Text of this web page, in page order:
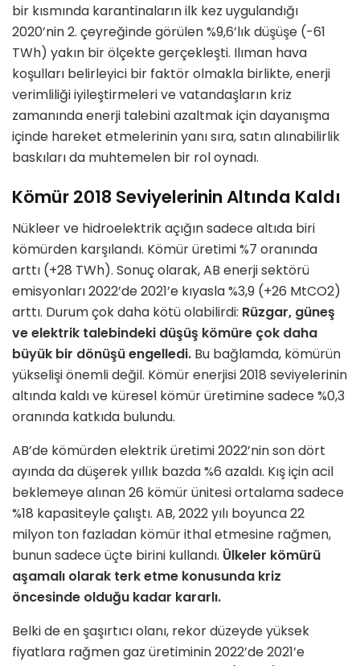
bir kısmında karantinaların ilk kez uygulandığı
2020’nin 2. çeyreğinde görülen %9,6’lık düşüşe (-61
TWh) yakın bir ölçekte gerçekleşti. Ilıman hava
koşulları belirleyici bir faktör olmakla birlikte, enerji
verimliliği iyileştirmeleri ve vatandaşların kriz
zamanında enerji talebini azaltmak için dayanışma
içinde hareket etmelerinin yanı sıra, satın alınabilirlik
baskıları da muhtemelen bir rol oynadı.
Kömür 2018 Seviyelerinin Altında Kaldı
Nükleer ve hidroelektrik açığın sadece altıda biri
kömürden karşılandı. Kömür üretimi %7 oranında
arttı (+28 TWh). Sonuç olarak, AB enerji sektörü
emisyonları 2022’de 2021’e kıyasla %3,9 (+26 MtCO2)
arttı. Durum çok daha kötü olabilirdi: Rüzgar, güneş
ve elektrik talebindeki düşüş kömüre çok daha
büyük bir dönüşü engelledi. Bu bağlamda, kömürün
yükselişi önemli değil. Kömür enerjisi 2018 seviyelerinin
altında kaldı ve küresel kömür üretimine sadece %0,3
oranında katkıda bulundu.
AB’de kömürden elektrik üretimi 2022’nin son dört
ayında da düşerek yıllık bazda %6 azaldı. Kış için acil
beklemeye alınan 26 kömür ünitesi ortalama sadece
%18 kapasiteyle çalıştı. AB, 2022 yılı boyunca 22
milyon ton fazladan kömür ithal etmesine rağmen,
bunun sadece üçte birini kullandı. Ülkeler kömürü
aşamalı olarak terk etme konusunda kriz
öncesinde olduğu kadar kararlı.
Belki de en şaşırtıcı olanı, rekor düzeyde yüksek
fiyatlara rağmen gaz üretiminin 2022’de 2021’e